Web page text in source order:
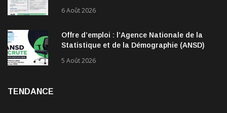
6 Août 2026
Offre d’emploi : l’Agence Nationale de la
Statistique et de la Démographie (ANSD)
5 Août 2026
TENDANCE